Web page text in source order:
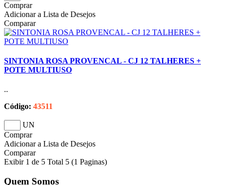
Comprar
Adicionar a Lista de Desejos
Comparar
SINTONIA ROSA PROVENCAL - CJ 12 TALHERES +
POTE MULTIUSO
..
Código: 43511
UN
Comprar
Adicionar a Lista de Desejos
Comparar
Exibir 1 de 5 Total 5 (1 Paginas)
Quem Somos